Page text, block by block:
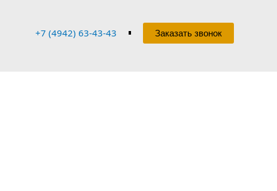
+7 (4942) 63-43-43 Заказать звонок